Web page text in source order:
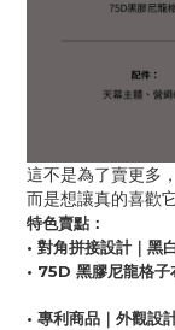
這不是為了賣更多，
而是想讓真的喜歡
特色賣點：
• 對角拼接設計｜黑
• 75D 黑膠尼龍格
• 專利商品｜外觀設